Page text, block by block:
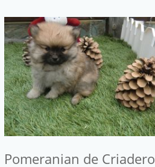
Pomeranian de Criadero